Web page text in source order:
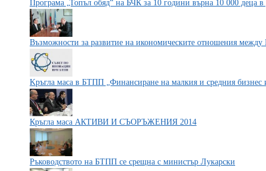
Програма „Топъл обяд“ на БЧК за 10 години върна 10 000 деца
Възможности за развитие на икономическите отношения
Kръгла маса в БТПП „Финансиране на малкия и средния бизнес
Кръгла маса АКТИВИ И СЪОРЪЖЕНИЯ 2014
Ръководството на БТПП се срещна с министър Лукарски